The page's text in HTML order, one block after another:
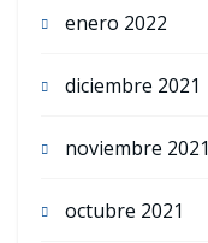
enero 2022
diciembre 2021
noviembre 2021
octubre 2021